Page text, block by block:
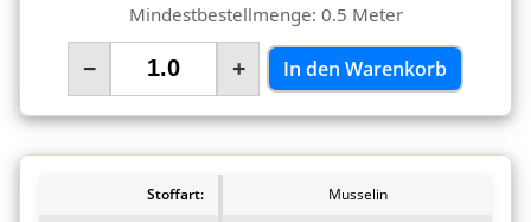
Mindestbestellmenge: 0.5 Meter
− + In den Warenkorb
Stoffart:
Musselin